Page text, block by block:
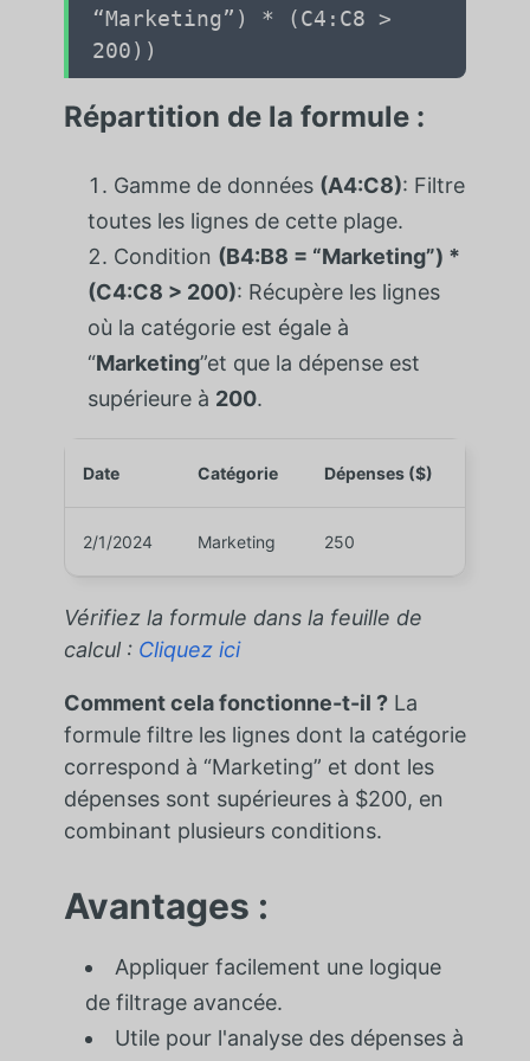
“Marketing”) * (C4:C8 >
200))
Répartition de la formule :
Gamme de données (A4:C8): Filtre
toutes les lignes de cette plage.
Condition (B4:B8 = “Marketing”) *
(C4:C8 > 200): Récupère les lignes
où la catégorie est égale à
“Marketing”et que la dépense est
supérieure à 200.
Date Catégorie Dépenses ($)
2/1/2024 Marketing 250
Vérifiez la formule dans la feuille de
calcul : Cliquez ici
Comment cela fonctionne-t-il ? La
formule filtre les lignes dont la catégorie
correspond à “Marketing” et dont les
dépenses sont supérieures à $200, en
combinant plusieurs conditions.
Avantages :
Appliquer facilement une logique
de filtrage avancée.
Utile pour l'analyse des dépenses à